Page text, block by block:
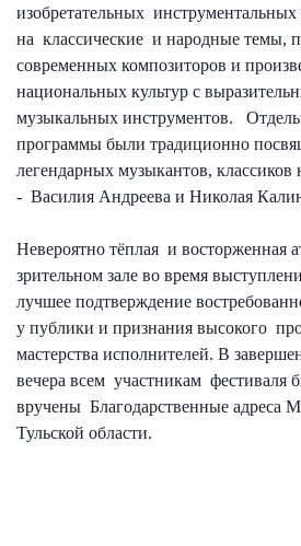
изобретательных инструментальных
на классические и народные темы,
современных композиторов и
национальных культур с
музыкальных инструментов.
программы были традиционно
легендарных музыкантов, классиков
- Василия Андреева и Николая
Невероятно тёплая и восторженная
зрительном зале во время
лучшее подтверждение
у публики и признания высокого
мастерства исполнителей. В
вечера всем участникам фестиваля
вручены Благодарственные адреса
Тульской области.